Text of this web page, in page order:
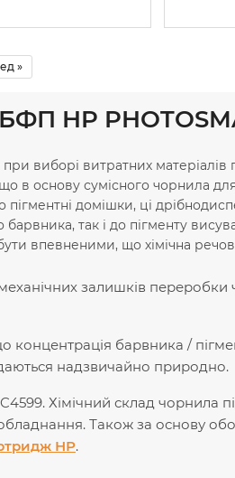
»
HP
виборі витратних матеріалів
в основу сумісного чорнила
домішки, ці
так і до пігменту
впевненими, що хімічна
залишків переробки
концентрація барвника /
надзвичайно природно.
Хімічний склад чорнила
Також за основу
НР.